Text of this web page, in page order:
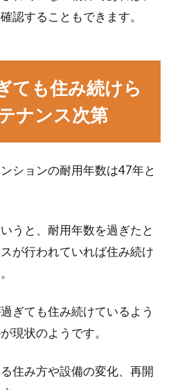
認することもできます。
ても住み続けら
ナンス次第
ションの耐用年数は47年と
うと、耐用年数を過ぎたと
が行われていれば住み続け
ぎても住み続けているよう
現状のようです。
住み方や設備の変化、再開